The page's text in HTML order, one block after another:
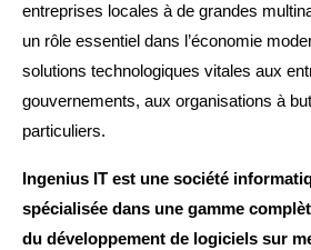
entreprises locales à de grandes
un rôle essentiel dans l’économie
solutions technologiques vitales aux
gouvernements, aux organisations à
particuliers.
Ingenius IT est une société
spécialisée dans une gamme
du développement de logiciels sur